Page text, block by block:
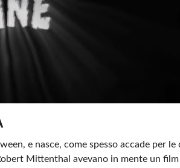
e nasce, come spesso accade per le
Mittenthal avevano in mente un